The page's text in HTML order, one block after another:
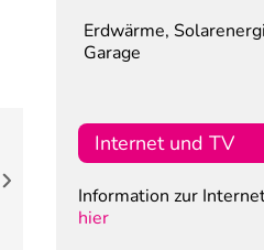
Erdwärme,
Garage
Internet und TV
Information zur
hier